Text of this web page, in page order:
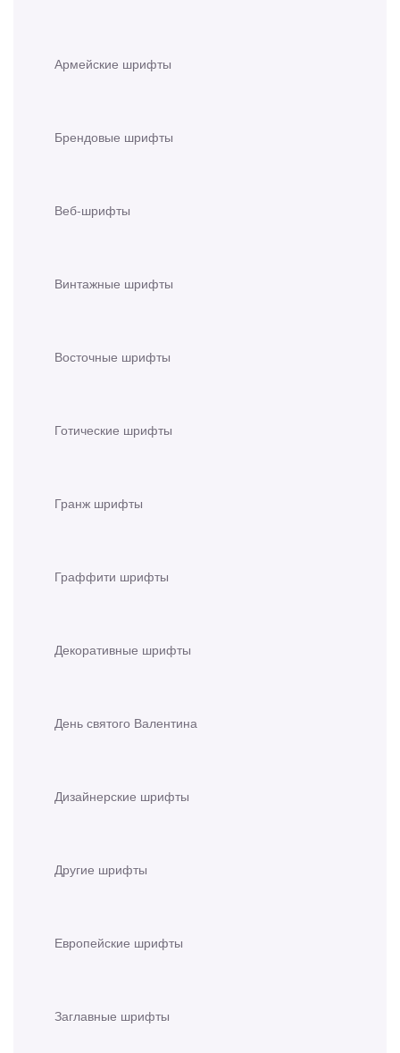
Армейские шрифты
Брендовые шрифты
Веб-шрифты
Винтажные шрифты
Восточные шрифты
Готические шрифты
Гранж шрифты
Граффити шрифты
Декоративные шрифты
День святого Валентина
Дизайнерские шрифты
Другие шрифты
Европейские шрифты
Заглавные шрифты